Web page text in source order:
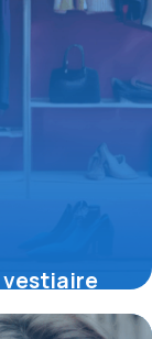
vestiaire